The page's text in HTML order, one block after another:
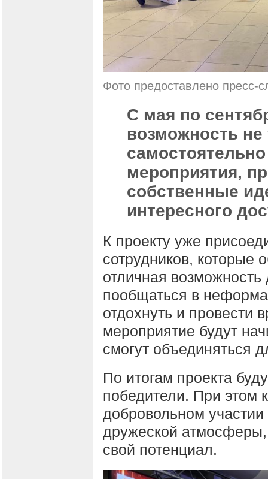
Фото предоставлено пресс-
С мая по
возможность
мероприятия,
собственные
интересного
К проекту уже
сотрудников, которые
отличная
пообщаться в
отдохнуть и провести
мероприятие будут
смогут объединяться
По итогам проекта
победители. При этом
добровольном
дружеской
свой потенциал.